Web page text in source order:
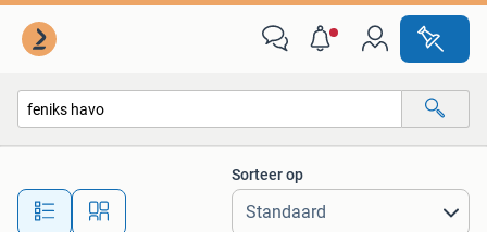
Alle afstanden…
Sorteer op